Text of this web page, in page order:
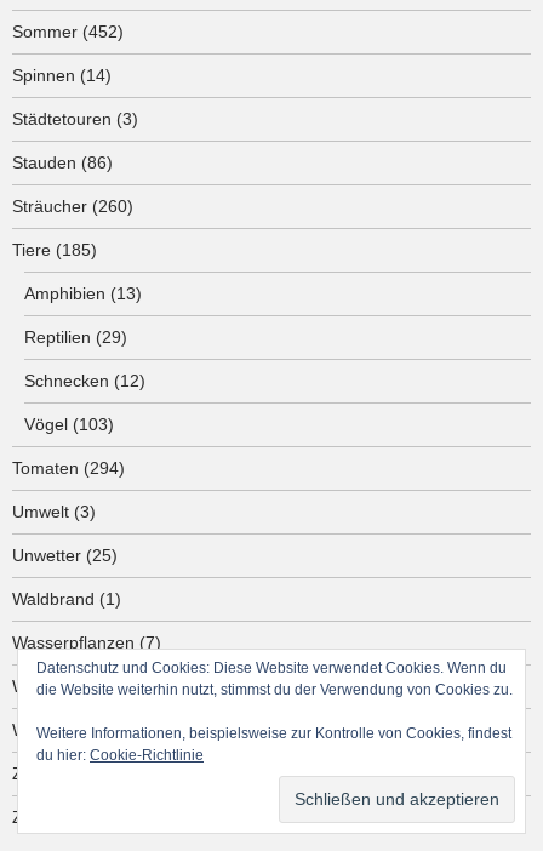
Sommer (452)
Spinnen (14)
Städtetouren (3)
Stauden (86)
Sträucher (260)
Tiere (185)
Amphibien (13)
Reptilien (29)
Schnecken (12)
Vögel (103)
Tomaten (294)
Umwelt (3)
Unwetter (25)
Waldbrand (1)
Wasserpflanzen (7)
Wildpflanzen(161)
Winter(187)
Ziergarten
Zimmerpflanzen
Datenschutz und Cookies: Diese Website verwendet Cookies. Wenn du
die Website weiterhin nutzt, stimmst du der Verwendung von Cookies zu.
Weitere Informationen, beispielsweise zur Kontrolle von Cookies, findest
du hier: Cookie-Richtlinie